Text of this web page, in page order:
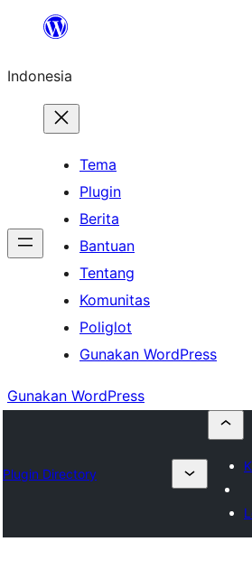
Lewati
konten
Indonesia
Tema
Plugin
Berita
Bantuan
Tentang
Komunitas
Poliglot
Gunakan WordPress
Gunakan WordPress
Plugin Directory